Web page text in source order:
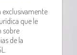
exclusivamente
que le
sobre
de la